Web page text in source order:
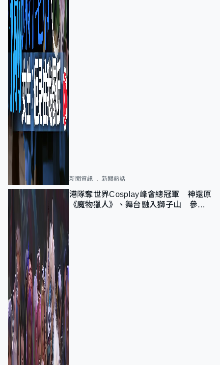
新聞資訊 新聞熱話
港隊奪世界Cosplay峰會總冠軍 神還原
《魔物獵人》、舞台融入獅子山 參賽